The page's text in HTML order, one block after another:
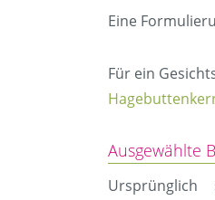
Eine
Für ein
Ausgewählte